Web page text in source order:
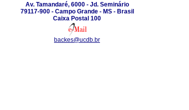
Av. Tamandaré, 6000 - Jd. Seminário
79117-900 - Campo Grande - MS - Brasil
Caixa Postal 100
backes@ucdb.br